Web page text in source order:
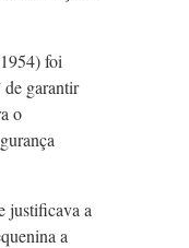
foi
de garantir
o
justificava a
a